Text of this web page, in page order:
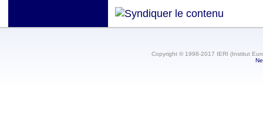
Copyright © 1998-2017 IERI (Institut